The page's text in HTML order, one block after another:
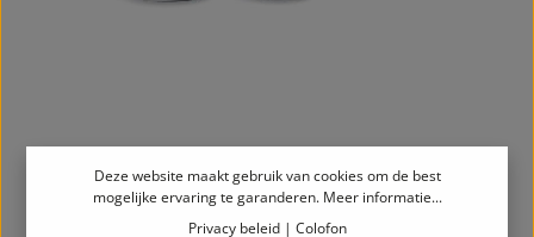
Kettle 1,0l Camping kookset
Deze website maakt gebruik van cookies om de best
mogelijke ervaring te garanderen. Meer informatie...
Privacy beleid| Colofon